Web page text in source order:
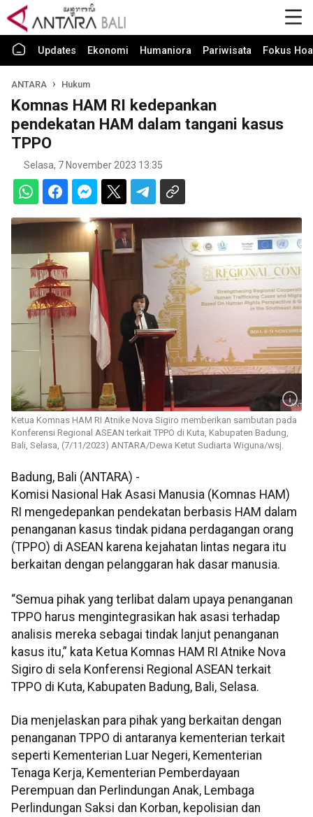
Updates Ekonomi Humaniora Pariwisata Fokus
ANTARA Hukum
Komnas HAM RI kedepankan
pendekatan HAM dalam tangani kasus
TPPO
Selasa, 7 November 2023 13:35
Ketua Komnas HAM RI Atnike Nova Sigiro memberikan sambutan pada
Konferensi Regional ASEAN terkait TPPO di Kuta, Kabupaten Badung,
Bali, Selasa, (7/11/2023) ANTARA/Dewa Ketut Sudiarta Wiguna/wsj.
Badung, Bali (ANTARA) -
Komisi Nasional Hak Asasi Manusia (Komnas HAM)
RI mengedepankan pendekatan berbasis HAM dalam
penanganan kasus tindak pidana perdagangan orang
(TPPO) di ASEAN karena kejahatan lintas negara itu
berkaitan dengan pelanggaran hak dasar manusia.
“Semua pihak yang terlibat dalam upaya penanganan
TPPO harus mengintegrasikan hak asasi terhadap
analisis mereka sebagai tindak lanjut penanganan
kasus itu,” kata Ketua Komnas HAM RI Atnike Nova
Sigiro di sela Konferensi Regional ASEAN terkait
TPPO di Kuta, Kabupaten Badung, Bali, Selasa.
Dia menjelaskan para pihak yang berkaitan dengan
penanganan TPPO di antaranya kementerian terkait
seperti Kementerian Luar Negeri, Kementerian
Tenaga Kerja, Kementerian Pemberdayaan
Perempuan dan Perlindungan Anak, Lembaga
Perlindungan Saksi dan Korban, kepolisian dan